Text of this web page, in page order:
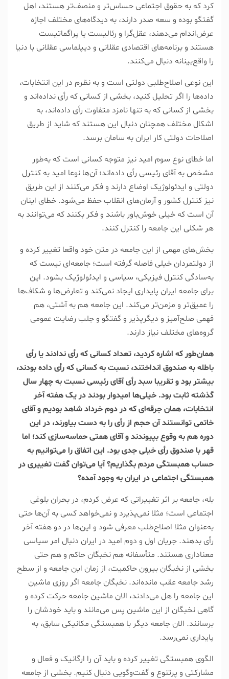
کرد که به حقوق اجتماعی حسا‌س‌تر و منصف‌تر هستند، اهل
گفتگو بوده و سعه صدر دارند، به دیدگاه‌های مختلف اجازه
عرض‌اندام می‌دهند، عقل‌گرا و رئالیست یا پراگماتیست
هستند و برنامه‌های اقتصادی عقلانی و دیپلماسی عقلانی با دنیا
را واقع‌بینانه دنبال می‌کنند.
این نوعی اصلاح‌طلبی دولتی است و به نظرم در این انتخابات،
داده‌ها را اگر تحلیل کنید، بخشی از کسانی که رأی نداده‌اند و
بخشی از کسانی که به تنها نامزد متفاوت رأی داده‌اند، به
اشکال مختلف همچنان دنبال این هستند که شاید از طریق
اصلاحات دولتی کار ایران به سامان برسد.
اما خطای نوع سوم امید نیز متوجه کسانی است که به‌طور
مشخص به آقای رئیسی رأی داده‌اند؛ آن‌ها نوعا امید به کنترل
دولتی و ایدئولوژیک اوضاع دارند و فکر می‌کنند از این طریق
نیز کنترل کشور و آرمان‌های انقلاب حفظ می‌شود. خطای اینان
آن است که خیلی خوش‌باور باشند و فکر بکنند که می‌توانند به
هر شکلی این جامعه را کنترل کنند.
بخش‌های مهمی از این جامعه در متن خود واقعا تغییر کرده و
از دولتمردان خیلی فاصله گرفته است؛ جامعه‌ای نیست که
به‌سادگی کنترل فیزیکی، سیاسی و ایدئولوژیک بشود. این
برای جامعه ایران پایداری ایجاد نمی‌کند و تعارض‌ها و شکاف‌ها
را عمیق‌تر و مزمن‌تر می‌کند. این جامعه هم به آشتی، هم
فهمی صلح‌آمیز و دیگر‌پذیر و گفتگو و جلب رضایت عمومی
گروه‌های مختلف نیاز دارند.
‌همان‌طور که اشاره کردید، تعداد کسانی که رأی ندادند یا رأی
باطله به صندوق انداختند، نسبت به کسانی که رأی داده بودند،
بیشتر بود و تقریبا سبد رأی آقای رئیسی نسبت به چهار سال
گذشته ثابت بود. خیلی‌ها امیدوار بودند در یک هفته آخر
انتخابات، همان جرقه‌ای که در دوم خرداد شاهد بودیم و آقای
خاتمی توانستند آن حجم از رأی را به دست بیاورند، در این
دوره هم به وقوع بپیوندند و آقای همتی حماسه‌سازی کند؛ اما
قهر با صندوق رأی خیلی جدی بود. این اتفاق را می‌توانیم به
حساب همبستگی مردم بگذاریم؟ آیا می‌توان گفت تغییری در
همبستگی اجتماعی در ایران به وجود آمده؟
بله، جامعه بر اثر تغییراتی که عرض کردم، در بحران بلوغی
اجتماعی است؛ مثلا نمی‌پذیرد و نمی‌خواهد کسی به آن‌ها حتی
به‌عنوان مثلا اصلاح‌طلب معرفی شود و این‌ها در دو هفته آخر
رأی بدهند. جریان اول و دوم امید در ایران دنبال امر سیاسی
معناداری هستند. متأسفانه هم نخبگان حاکم و هم حتی
بخشی از نخبگان بیرون حاکمیت، از زمان این جامعه و از سطح
رشد جامعه عقب مانده‌اند. نخبگان جامعه اگر روزی ماشین
این جامعه را هل می‌دادند، الان ماشین جامعه حرکت کرده و
گاهی نخبگان از این ماشین پس می‌مانند و باید خودشان را
برسانند. الان جامعه دیگر با همبستگی مکانیکی سابق، به
پایداری نمی‌رسد.
الگوی همبستگی تغییر کرده و باید آن را ارگانیک و فعال و
مشارکتی و پرتنوع و گفت‌وگویی دنبال کنیم. بخشی از جامعه